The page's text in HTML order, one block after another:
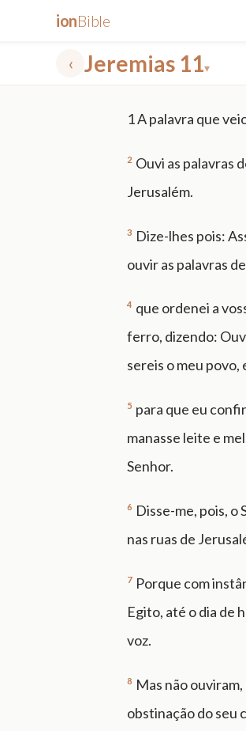
ionBible
‹ Jeremias 11▾
1A palavra que
2 Ouvi as palavras
Jerusalém.
3 Dize-lhes pois:
ouvir as palavras
4 que ordenei a
ferro, dizendo:
sereis o meu povo,
5 para que eu
manasse leite e
Senhor.
6 Disse-me, pois, o
nas ruas de
7 Porque com
Egito, até o dia de
voz.
8 Mas não
obstinação do seu